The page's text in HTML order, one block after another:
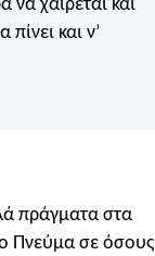
χαίρεται και
και ν’
πράγματα στα
Πνεύμα σε όσους